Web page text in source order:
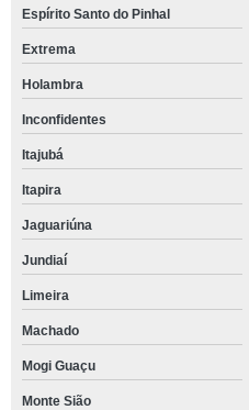
Espírito Santo do Pinhal
Extrema
Holambra
Inconfidentes
Itajubá
Itapira
Jaguariúna
Jundiaí
Limeira
Machado
Mogi Guaçu
Monte Sião